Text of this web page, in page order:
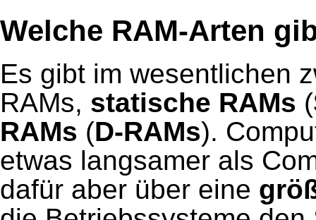
Welche RAM-Arten
Es gibt im wesentlichen
RAMs, statische RAMs (
RAMs (D-RAMs).
etwas langsamer als
dafür aber über eine